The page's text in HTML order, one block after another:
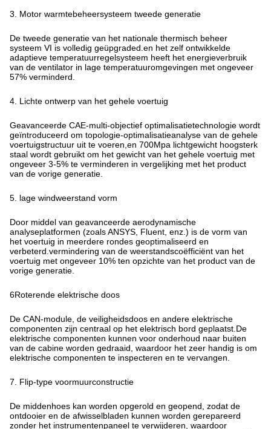
3. Motor warmtebeheersysteem tweede generatie
De tweede generatie van het nationale thermisch beheer
systeem VI is volledig geüpgraded.en het zelf ontwikkelde
adaptieve temperatuurregelsysteem heeft het energieverbruik
van de ventilator in lage temperatuuromgevingen met ongeveer
57% verminderd.
4. Lichte ontwerp van het gehele voertuig
Geavanceerde CAE-multi-objectief optimalisatietechnologie wordt
geïntroduceerd om topologie-optimalisatieanalyse van de gehele
voertuigstructuur uit te voeren,en 700Mpa lichtgewicht hoogsterk
staal wordt gebruikt om het gewicht van het gehele voertuig met
ongeveer 3-5% te verminderen in vergelijking met het product
van de vorige generatie.
5. lage windweerstand vorm
Door middel van geavanceerde aerodynamische
analyseplatformen (zoals ANSYS, Fluent, enz.) is de vorm van
het voertuig in meerdere rondes geoptimaliseerd en
verbeterd.vermindering van de weerstandscoëfficiënt van het
voertuig met ongeveer 10% ten opzichte van het product van de
vorige generatie.
6Roterende elektrische doos
De CAN-module, de veiligheidsdoos en andere elektrische
componenten zijn centraal op het elektrisch bord geplaatst.De
elektrische componenten kunnen voor onderhoud naar buiten
van de cabine worden gedraaid, waardoor het zeer handig is om
elektrische componenten te inspecteren en te vervangen.
7. Flip-type voormuurconstructie
De middenhoes kan worden opgerold en geopend, zodat de
ontdooier en de afwisselbladen kunnen worden gerepareerd
zonder het instrumentenpaneel te verwijderen, waardoor